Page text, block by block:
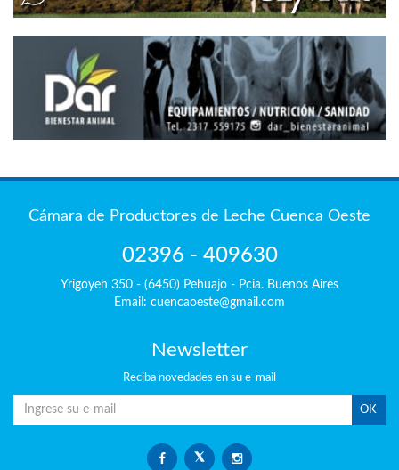
Cámara de Productores de Leche Cuenca Oeste
02396 - 409630
Yrigoyen 350 - (6450) Pehuajo - Pcia. Buenos Aires
Email: cuencaoeste@gmail.com
Newsletter
Reciba novedades en su e-mail
OK